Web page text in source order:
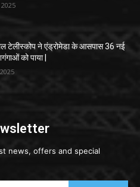
टेलीस्कोप ने एंड्रोमेडा के आसपास 36 नई
को पाया |
news, offers and special